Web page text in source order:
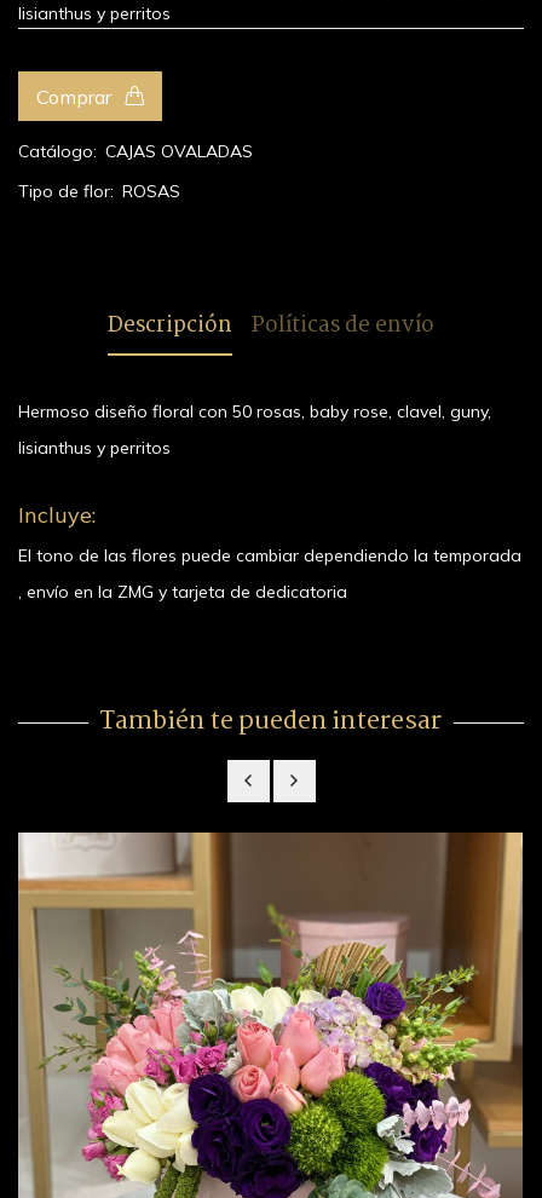
lisianthus y perritos
Comprar
Catálogo: CAJAS OVALADAS
Tipo de flor: ROSAS
Descripción Políticas de envío
Hermoso diseño floral con 50 rosas, baby rose, clavel, guny,
lisianthus y perritos
Incluye:
El tono de las flores puede cambiar dependiendo la temporada
, envío en la ZMG y tarjeta de dedicatoria
También te pueden interesar